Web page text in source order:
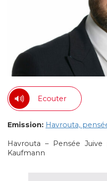
Ecouter
Emission: Havrouta,
Havrouta – Pensée
Kaufmann